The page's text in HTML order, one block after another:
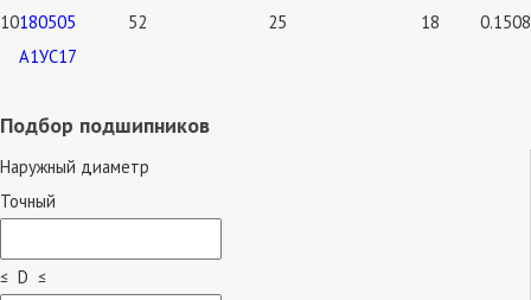
10180505
А1УС17
52 25 18 0.1508
Подбор подшипников
Наружный диаметр
Точный
≤ D ≤